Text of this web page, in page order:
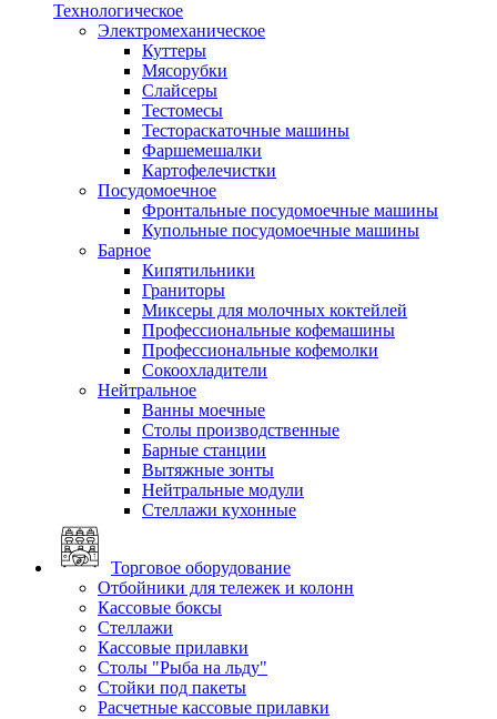
Технологическое
Электромеханическое
Куттеры
Мясорубки
Слайсеры
Тестомесы
Тестораскаточные машины
Фаршемешалки
Картофелечистки
Посудомоечное
Фронтальные посудомоечные машины
Купольные посудомоечные машины
Барное
Кипятильники
Граниторы
Миксеры для молочных коктейлей
Профессиональные кофемашины
Профессиональные кофемолки
Сокоохладители
Нейтральное
Ванны моечные
Столы производственные
Барные станции
Вытяжные зонты
Нейтральные модули
Стеллажи кухонные
Торговое оборудование
Отбойники для тележек и колонн
Кассовые боксы
Стеллажи
Кассовые прилавки
Столы "Рыба на льду"
Стойки под пакеты
Расчетные кассовые прилавки